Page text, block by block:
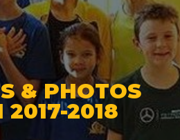
& PHOTOS
2018